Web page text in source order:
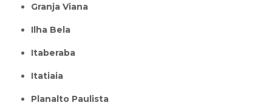
Granja Viana
Ilha Bela
Itaberaba
itatiaia
Planalto Paulista